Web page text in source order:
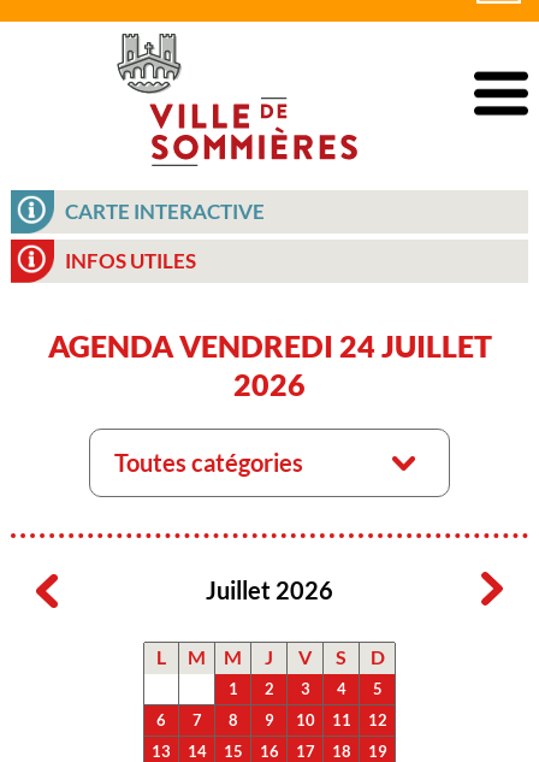
CARTE INTERACTIVE
INFOS UTILES
AGENDA VENDREDI 24 JUILLET
2026
Toutes catégories
Juillet 2026
L M M J V S D
1 2 3 4
5
6
7 8 9 10 11
12
13
14 15 16 17 18
19